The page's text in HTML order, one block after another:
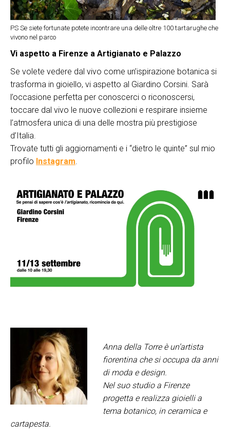
PS Se siete fortunate potete incontrare una delle oltre 100 tartarughe che
vivono nel parco
Vi aspetto a Firenze a Artigianato e Palazzo
Se volete vedere dal vivo come un’ispirazione botanica si
trasforma in gioiello, vi aspetto al Giardino Corsini. Sarà
l’occasione perfetta per conoscerci o riconoscersi,
toccare dal vivo le nuove collezioni e respirare insieme
l’atmosfera unica di una delle mostra più prestigiose
d’Italia.
Trovate tutti gli aggiornamenti e i “dietro le quinte” sul mio
profilo Instagram.
Anna della Torre è un’artista
fiorentina che si occupa da anni
di moda e design.
Nel suo studio a Firenze
progetta e realizza gioielli a
tema botanico, in ceramica e
cartapesta.